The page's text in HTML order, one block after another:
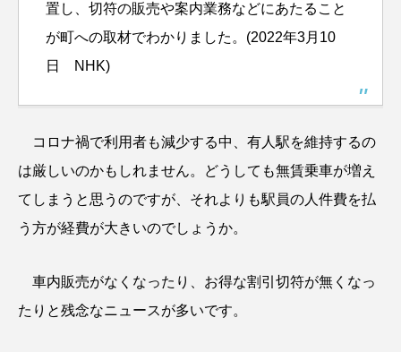
置し、切符の販売や案内業務などにあたること
が町への取材でわかりました。(2022年3月10
日 NHK)
コロナ禍で利用者も減少する中、有人駅を維持するの
は厳しいのかもしれません。どうしても無賃乗車が増え
てしまうと思うのですが、それよりも駅員の人件費を払
う方が経費が大きいのでしょうか。
車内販売がなくなったり、お得な割引切符が無くなっ
たりと残念なニュースが多いです。